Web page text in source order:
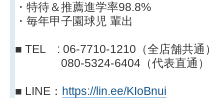
・特待＆推薦進学率98.8%
・毎年甲子園球児 輩出
■ TEL : 06-7710-1210（全店舗共通）
080-5324-6404（代表直通）
■ LINE： https://lin.ee/KIoBnui